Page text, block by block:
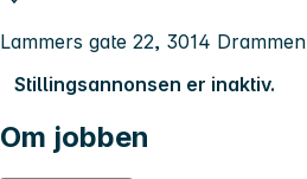
Lammers gate 22, 3014 Drammen
Stillingsannonsen er inaktiv.
Om jobben